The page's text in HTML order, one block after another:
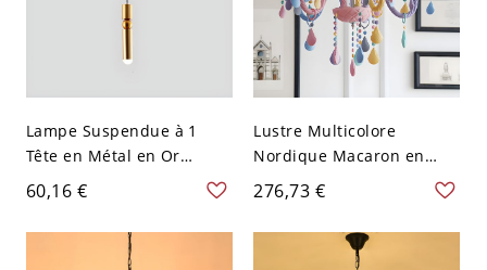
Lampe Suspendue à 1
Tête en Métal en Or
Suspension en Verre
Moderne - Bougie 110 V-
120 V
60,16 €
Lustre Multicolore
Nordique Macaron en
Verre Lampe Suspendue
pour Chambre - 110 V-120
V 5 Bougie
276,73 €